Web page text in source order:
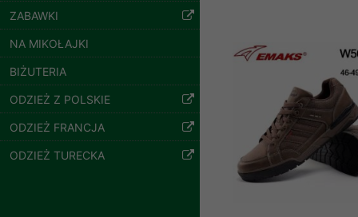
ZABAWKI
NA MIKOŁAJKI
BIŻUTERIA
ODZIEŻ Z POLSKIE
ODZIEŻ FRANCJA
ODZIEŻ TURECKA
ochronie danych
serwerach
pracownicy Sklepu.
Każdy Klient, który
ich weryfikacji,
Sklep nie
chyba że dzieje się
prawa organów